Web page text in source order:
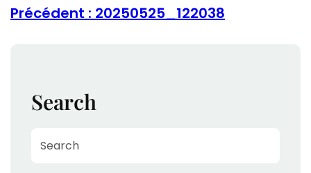
Précédent : 20250525_122038
Search